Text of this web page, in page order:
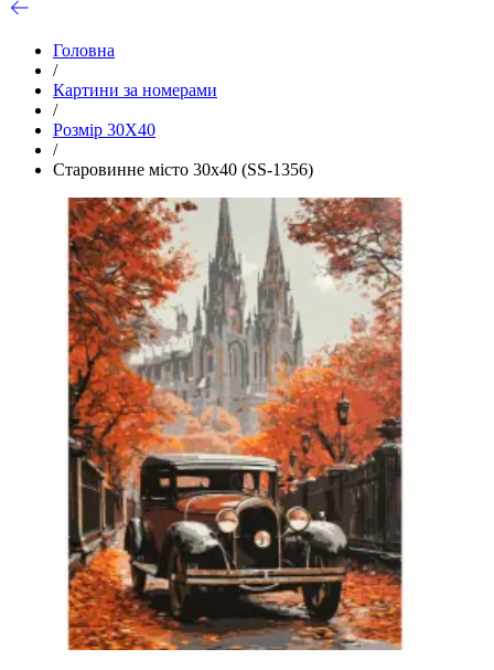
Головна
/
Картини за номерами
/
Розмір 30Х40
/
Старовинне місто 30х40 (SS-1356)